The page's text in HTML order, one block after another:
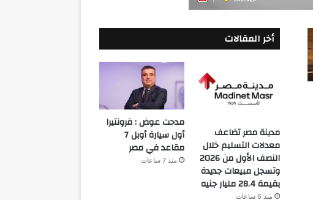
أخر المقالات
مدينة مصر تضاعف
معدلات التسليم خلال
النصف الأول من 2026
وتسجل مبيعات جديدة
بقيمة 28.4 مليار جنيه
منذ 6 ساعات
مدحت عوض : فرونتيرا
أول سيارة أوبل 7
مقاعد في مصر
منذ 7 ساعات